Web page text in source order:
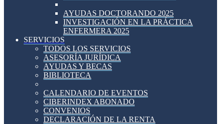
AYUDAS DOCTORANDO 2025
INVESTIGACIÓN EN LA PRÁCTICA
ENFERMERA 2025
SERVICIOS
TODOS LOS SERVICIOS
ASESORÍA JURÍDICA
AYUDAS Y BECAS
BIBLIOTECA
CALENDARIO DE EVENTOS
CIBERINDEX ABONADO
CONVENIOS
DECLARACIÓN DE LA RENTA